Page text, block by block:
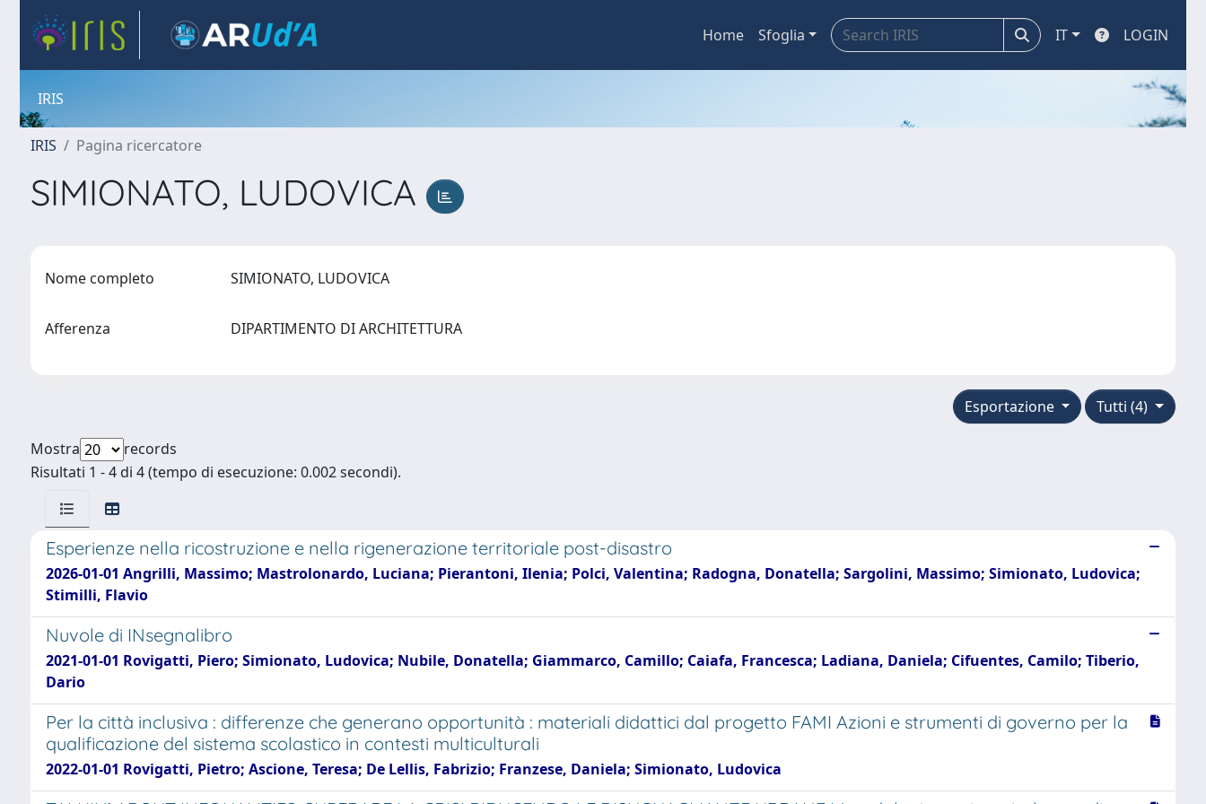
Home Sfoglia IT LOGIN
IRIS
IRIS Pagina ricercatore
SIMIONATO, LUDOVICA
Nome completo SIMIONATO, LUDOVICA
Afferenza DIPARTIMENTO DI ARCHITETTURA
Tutti (4)
Esportazione
Mostra
records
Risultati 1 - 4 di 4 (tempo di esecuzione: 0.002 secondi).
Esperienze nella ricostruzione e nella rigenerazione territoriale post-disastro
2026-01-01 Angrilli, Massimo; Mastrolonardo, Luciana; Pierantoni, Ilenia; Polci, Valentina; Radogna, Donatella; Sargolini, Massimo; Simionato, Ludovica;
Stimilli, Flavio
Nuvole di INsegnalibro
2021-01-01 Rovigatti, Piero; Simionato, Ludovica; Nubile, Donatella; Giammarco, Camillo; Caiafa, Francesca; Ladiana, Daniela; Cifuentes, Camilo; Tiberio,
Dario
Per la città inclusiva : differenze che generano opportunità : materiali didattici dal progetto FAMI Azioni e strumenti di governo per la
qualificazione del sistema scolastico in contesti multiculturali
2022-01-01 Rovigatti, Pietro; Ascione, Teresa; De Lellis, Fabrizio; Franzese, Daniela; Simionato, Ludovica